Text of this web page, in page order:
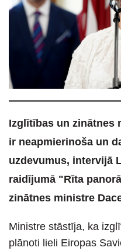
Izglītības un zinātnes
ir neapmierinoša un
uzdevumus, intervijā
raidījumā "Rīta
zinātnes ministre
Ministre stāstīja, ka
plānoti lieli Eiropas